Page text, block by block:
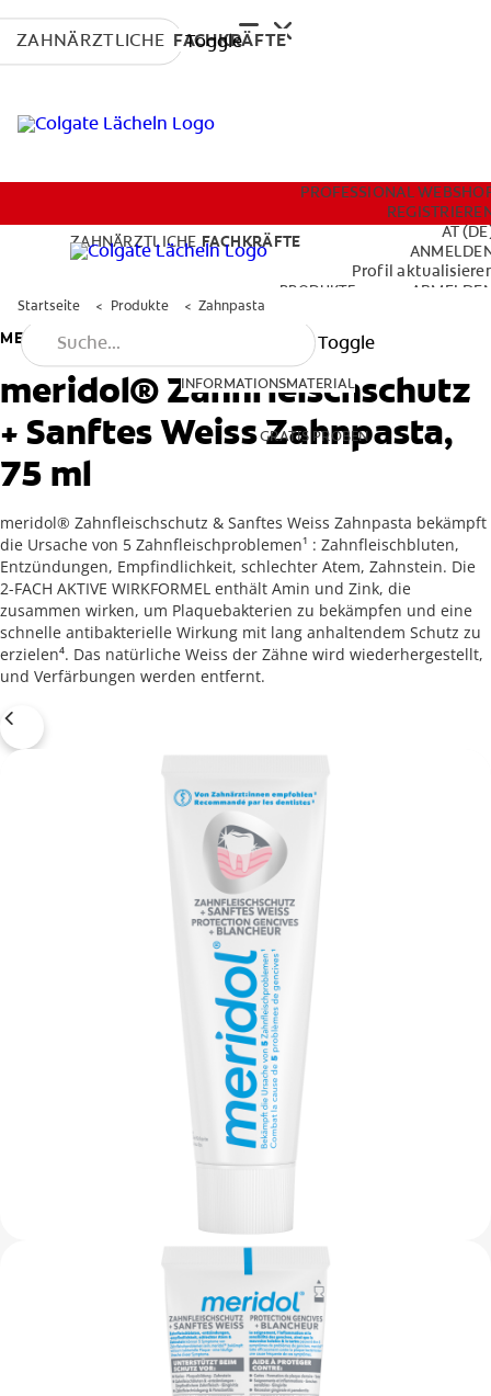
Toggle
INFORMATIONSMATERIAL
PROFESSIONAL WEBSHOP
AT (DE)
ANMELDEN
PROFIL AKTUALISIEREN
ZAHNÄRZTLICHE FACHKRÄFTE
ZAHNÄRZTLICHE FACHKRÄFTE
PROFESSIONAL
AT
Profil
PRODUKTE
INFORMATIONSMATERIAL
GRATIS PROBEN
Toggle
Startseite Produkte Zahnpasta
MERIDOL
meridol® Zahnfleischschutz
+ Sanftes Weiss Zahnpasta,
75 ml
meridol® Zahnfleischschutz & Sanftes Weiss Zahnpasta bekämpft
die Ursache von 5 Zahnfleischproblemen¹ : Zahnfleischbluten,
Entzündungen, Empfindlichkeit, schlechter Atem, Zahnstein. Die
2-FACH AKTIVE WIRKFORMEL enthält Amin und Zink, die
zusammen wirken, um Plaquebakterien zu bekämpfen und eine
schnelle antibakterielle Wirkung mit lang anhaltendem Schutz zu
erzielen⁴. Das natürliche Weiss der Zähne wird wiederhergestellt,
und Verfärbungen werden entfernt.